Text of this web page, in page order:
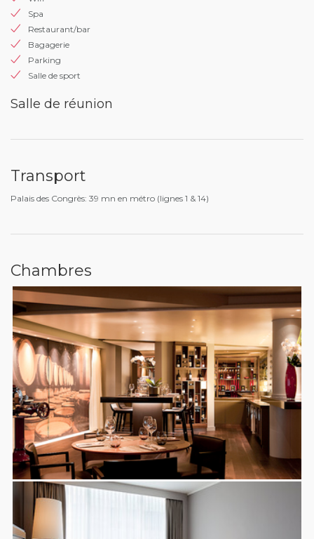
Spa
Restaurant/bar
Bagagerie
Parking
Salle de sport
Salle de réunion
Transport
Palais des Congrès: 39 mn en métro (lignes 1 & 14)
Chambres